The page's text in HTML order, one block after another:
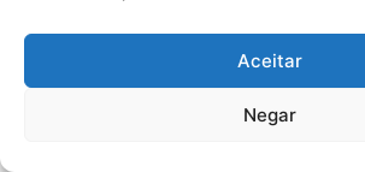
Aceitar
Negar
Agenda: 10ª Mostra
da Casa Durval Paiva
nesta quarta-feira (29)